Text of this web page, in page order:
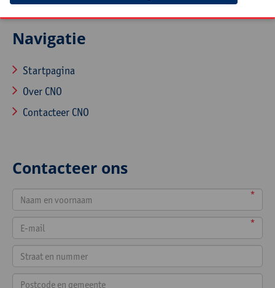
Navigatie
Startpagina
Over CNO
Contacteer CNO
Contacteer ons
*
*